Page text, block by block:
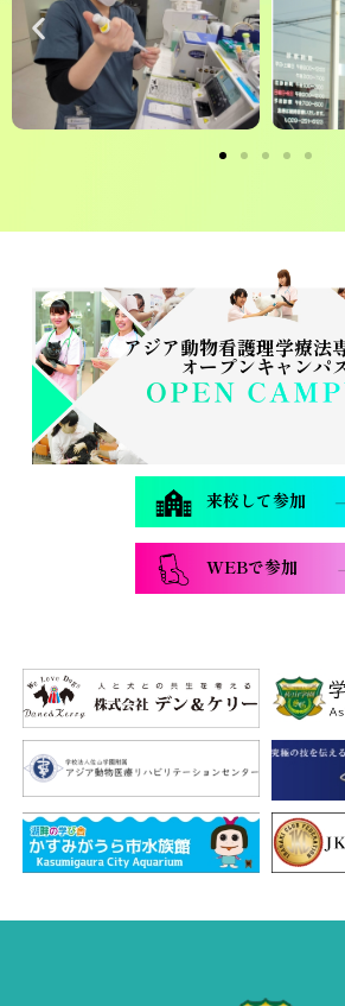
アジア動物看護理学療法
オープンキャンパ
来校して参加
WEBで参加